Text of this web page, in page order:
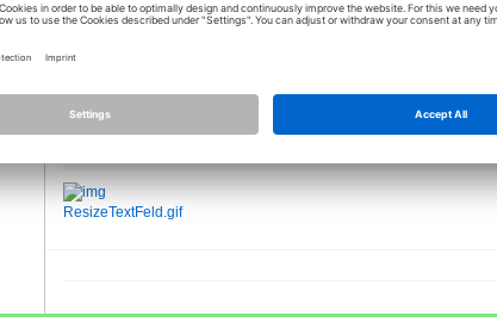
ist es nicht möglich Teilbildübergreifend zu arbeiten.
Wenn man aber den vorhandenen Objekten in Allplan
ResizeTextFeld.gif